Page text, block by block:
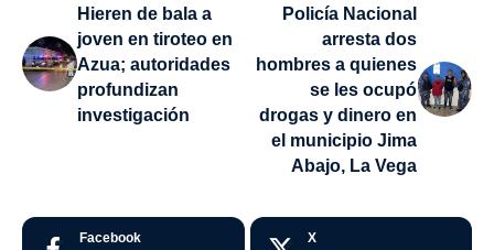
Hieren de bala a
joven en tiroteo en
Azua; autoridades
profundizan
investigación
Policía Nacional
arresta dos
hombres a quienes
se les ocupó
drogas y dinero en
el municipio Jima
Abajo, La Vega
Facebook X